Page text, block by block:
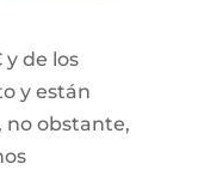
y de los
y están
no obstante,